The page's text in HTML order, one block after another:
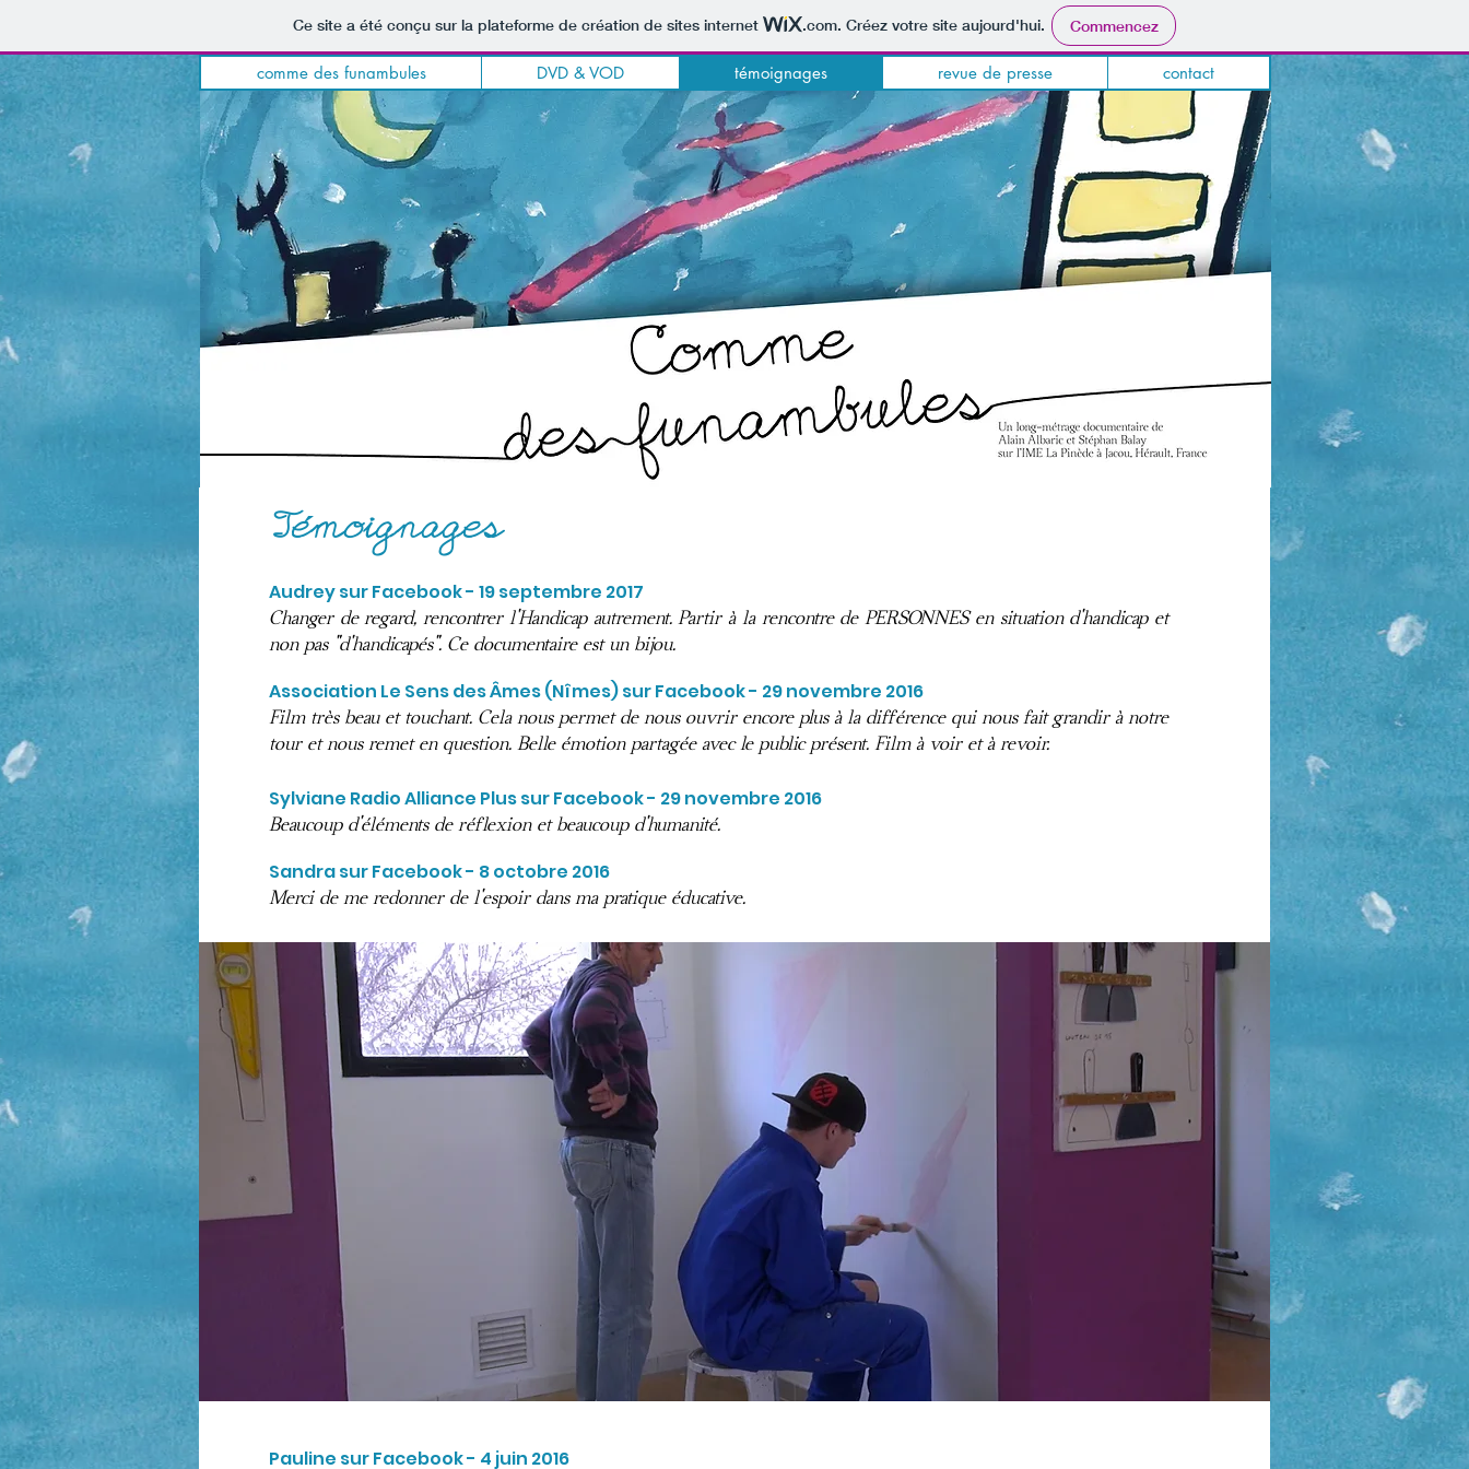
Ce site a été conçu sur la plateforme de création de sites internet .com. Créez votre site aujourd'hui. Commencez
comme des funambules DVD & VOD témoignages revue de presse contact
Temoignages
´
Audrey sur Facebook - 19 septembre 2017
Changer de regard, rencontrer l'Handicap autrement. Partir à la rencontre de PERSONNES en situation d'handicap et
non pas "d'handicapés". Ce documentaire est un bijou.
Association Le Sens des Âmes (Nîmes) sur Facebook - 29 novembre 2016
Film très beau et touchant. Cela nous permet de nous ouvrir encore plus à la différence qui nous fait grandir à notre
tour et nous remet en question. Belle émotion partagée avec le public présent. Film à voir et à revoir.
Sylviane Radio Alliance Plus sur Facebook - 29 novembre 2016
Beaucoup d'éléments de réflexion et beaucoup d'humanité.
Sandra sur Facebook - 8 octobre 2016
Merci de me redonner de l'espoir dans ma pratique éducative.
Pauline sur Facebook - 4 juin 2016